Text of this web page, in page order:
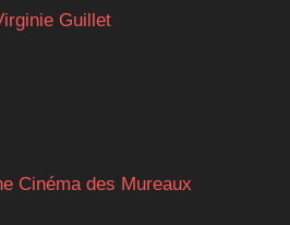
Guillet
Cinéma des Mureaux